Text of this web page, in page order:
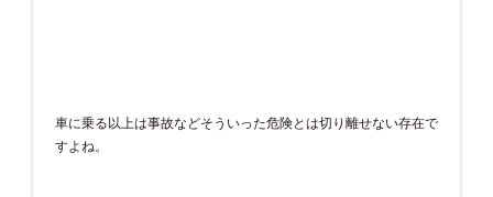
車に乗る以上は事故などそういった危険とは切り離せない存在で
すよね。